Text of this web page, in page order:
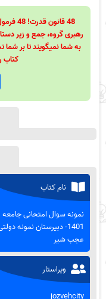
به شما نمیگویند تا بر
کتاب
نام کتاب
1401- دبیرستان نمونه
عجب شیر
ویراستار
jozvehcity